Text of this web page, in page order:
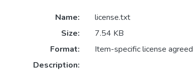
Name:
license.txt
Size:
7.54 KB
Format:
Item-specific license
Description: